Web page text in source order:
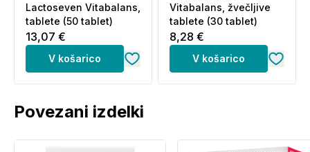
Lactoseven Vitabalans,
tablete (50 tablet)
13,07 €
V košarico
Vitabalans, žvečljive
tablete (30 tablet)
8,28 €
V košarico
Povezani izdelki